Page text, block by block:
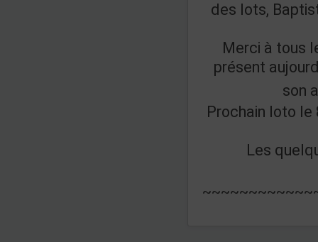
des lots,
Merci à tous
présent
son
Prochain loto
Les